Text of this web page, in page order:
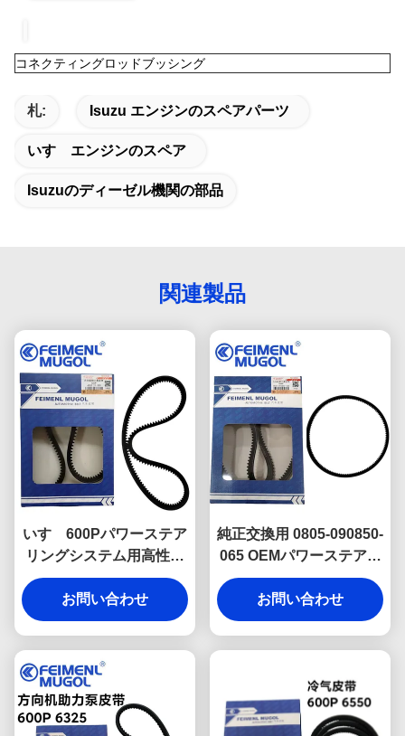
コネクティングロッドブッシング
札: Isuzu エンジンのスペアパーツ
いすゞエンジンのスペア
Isuzuのディーゼル機関の部品
関連製品
いすゞ600Pパワーステア
リングシステム用高性能
6320ドライブベルト 8-
97085131 OEM、信頼性
の高い動作を保証するよ
お問い合わせ
純正交換用 0805-090850-
065 OEMパワーステアリ
ングベルト 6310 いすゞ
NHKR用、オリジナル工
場仕様を満たすように製
す。
お問い合わせ